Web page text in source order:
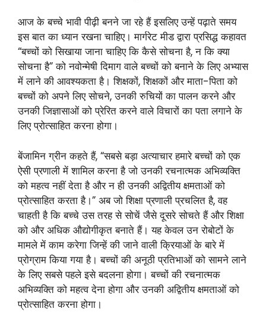
आज के बच्चे भावी पीढ़ी बनने जा रहे हैं इसलिए उन्हें पढ़ाते समय
इस बात का ध्यान रखना चाहिए। मार्गरेट मीड द्वारा प्रसिद्ध कहावत
“बच्चों को सिखाया जाना चाहिए कि कैसे सोचना है, न कि क्या
सोचना है” को नवोन्मेषी दिमाग वाले बच्चों को बनाने के लिए अभ्यास
में लाने की आवश्यकता है। शिक्षकों, शिक्षकों और माता-पिता को
बच्चों को अपने लिए सोचने, उनकी रुचियों का पालन करने और
उनकी जिज्ञासाओं को प्रेरित करने वाले विचारों का पता लगाने के
लिए प्रोत्साहित करना होगा।
बेंजामिन ग्रीन कहते हैं, “सबसे बड़ा अत्याचार हमारे बच्चों को एक
ऐसी प्रणाली में शामिल करना है जो उनकी रचनात्मक अभिव्यक्ति
को महत्व नहीं देता है और न ही उनकी अद्वितीय क्षमताओं को
प्रोत्साहित करता है।” अब जो शिक्षा प्रणाली प्रचलित है, वह
चाहती है कि बच्चे उस तरह से सोचें जैसे दूसरे सोचते हैं और शिक्षा
को और अधिक औद्योगीकृत बनाते हैं। यह केवल उन रोबोटों के
मामले में काम करेगा जिन्हें की जाने वाली क्रियाओं के बारे में
प्रोग्राम किया गया है। बच्चों की अनूठी प्रतिभाओं को सामने लाने
के लिए सबसे पहले इसे बदलना होगा। बच्चों की रचनात्मक
अभिव्यक्ति को महत्व देना होगा और उनकी अद्वितीय क्षमताओं को
प्रोत्साहित करना होगा।